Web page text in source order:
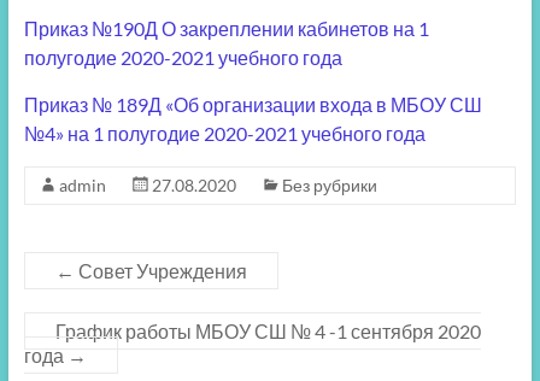
Приказ №190Д О закреплении кабинетов на 1
полугодие 2020-2021 учебного года
Приказ № 189Д «Об организации входа в МБОУ СШ
№4» на 1 полугодие 2020-2021 учебного года
admin 27.08.2020 Без рубрики
← Совет Учреждения
График работы МБОУ СШ № 4 -1 сентября 2020
года →